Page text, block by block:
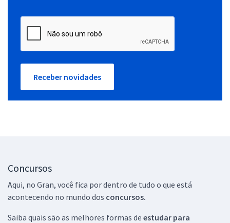
Receber novidades
Concursos
Aqui, no Gran, você fica por dentro de tudo o que está
acontecendo no mundo dos concursos.
Saiba quais são as melhores formas de estudar para